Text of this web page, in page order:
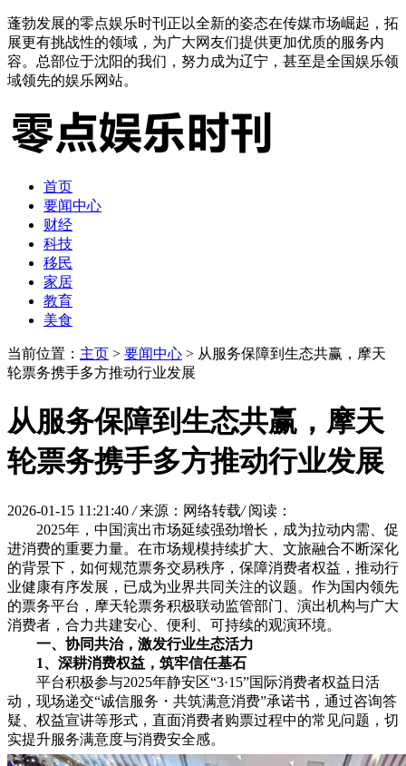
蓬勃发展的零点娱乐时刊正以全新的姿态在传媒市场崛起，拓
展更有挑战性的领域，为广大网友们提供更加优质的服务内
容。总部位于沈阳的我们，努力成为辽宁，甚至是全国娱乐领
域领先的娱乐网站。
首页
要闻中心
财经
科技
移民
家居
教育
美食
当前位置： 主页 > 要闻中心 > 从服务保障到生态共赢，摩天
轮票务携手多方推动行业发展
从服务保障到生态共赢，摩天
轮票务携手多方推动行业发展
2026-01-15 11:21:40 / 来源：网络转载/ 阅读：
2025年，中国演出市场延续强劲增长，成为拉动内需、促
进消费的重要力量。在市场规模持续扩大、文旅融合不断深化
的背景下，如何规范票务交易秩序，保障消费者权益，推动行
业健康有序发展，已成为业界共同关注的议题。作为国内领先
的票务平台，摩天轮票务积极联动监管部门、演出机构与广大
消费者，合力共建安心、便利、可持续的观演环境。
一、 协同共治，激发行业生态活力
1、 深耕消费权益 ， 筑牢信任基石
平台积极参与2025年静安区“3·15”国际消费者权益日活
动，现场递交“诚信服务・共筑满意消费”承诺书，通过咨询答
疑、权益宣讲等形式，直面消费者购票过程中的常见问题，切
实提升服务满意度与消费安全感。